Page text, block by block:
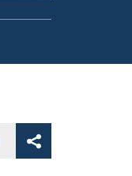
Facebook
condividi